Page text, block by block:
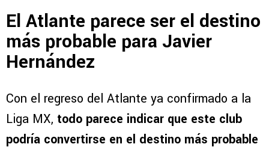
El Atlante parece ser el destino
más probable para Javier
Hernández
Con el regreso del Atlante ya confirmado a la
Liga MX, todo parece indicar que este club
podría convertirse en el destino más probable